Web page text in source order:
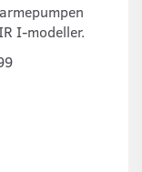
I-modeller.